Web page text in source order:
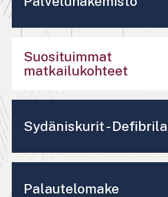
Suosituimmat
matkailukohteet
Sydäniskurit -
Palautelomake